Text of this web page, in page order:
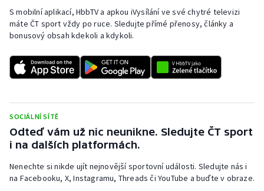
Rychlostní kanoistika
Sportovní střelba
Stolní tenis
Triatlon
Veslování
S mobilní aplikací, HbbTV a apkou iVysílání ve své chytré televizi
máte ČT sport vždy po ruce. Sledujte přímé přenosy, články a
bonusový obsah kdekoli a kdykoli.
SOCIÁLNÍ SÍTĚ
Odteď vám už nic neunikne. Sledujte ČT sport
i na dalších platformách.
Nenechte si nikde ujít nejnovější sportovní události. Sledujte nás i
na Facebooku, X, Instagramu, Threads či YouTube a buďte v obraze.